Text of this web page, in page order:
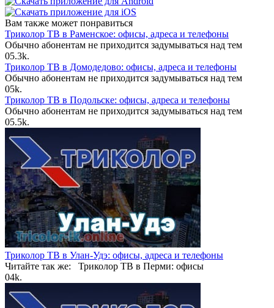
Вам также может понравиться
Триколор ТВ в Раменское: офисы, адреса и телефоны
Обычно абонентам не приходится задумываться над тем
05.3k.
Триколор ТВ в Домодедово: офисы, адреса и телефоны
Обычно абонентам не приходится задумываться над тем
05k.
Триколор ТВ в Подольске: офисы, адреса и телефоны
Обычно абонентам не приходится задумываться над тем
05.5k.
Триколор ТВ в Улан-Удэ: офисы, адреса и телефоны
Читайте так же: Триколор ТВ в Перми: офисы
04k.